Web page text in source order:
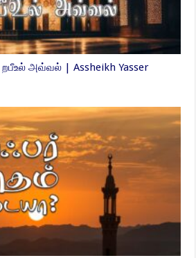
அவ்வல் | Assheikh Yasser